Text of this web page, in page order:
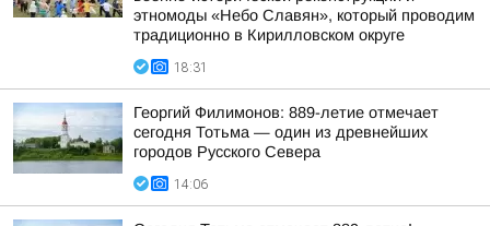
этномоды «Небо Славян», который проводим
традиционно в Кирилловском округе
18:31
Георгий Филимонов: 889-летие отмечает
сегодня Тотьма — один из древнейших
городов Русского Севера
14:06